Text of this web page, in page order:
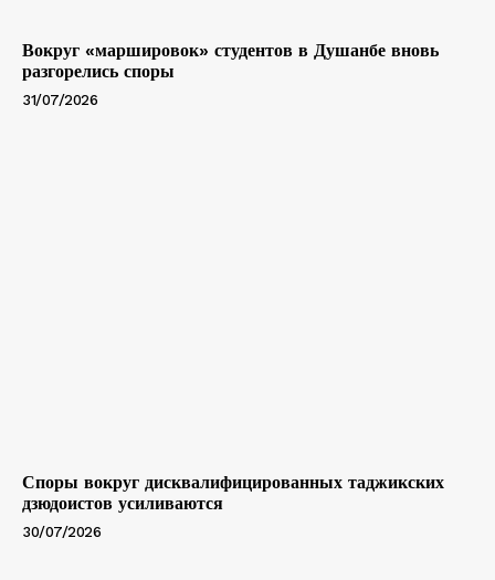
Вокруг «маршировок» студентов в Душанбе вновь
разгорелись споры
31/07/2026
Споры вокруг дисквалифицированных таджикских
дзюдоистов усиливаются
30/07/2026